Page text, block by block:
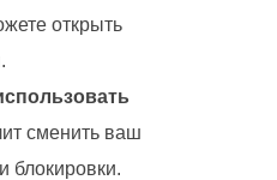
открыть
сменить ваш
блокировки.